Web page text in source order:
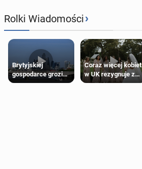
Rolki Wiadomości›
Brytyjskiej
gospodarce grozi
recesja, jeśli
Coraz więcej kobiet
w UK rezygnuje z
roli druhny na